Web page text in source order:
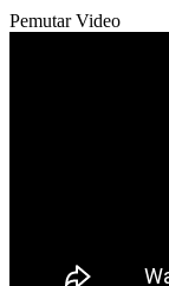
Pemutar Video